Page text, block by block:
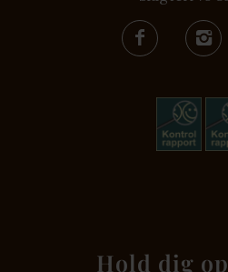
Hold dig